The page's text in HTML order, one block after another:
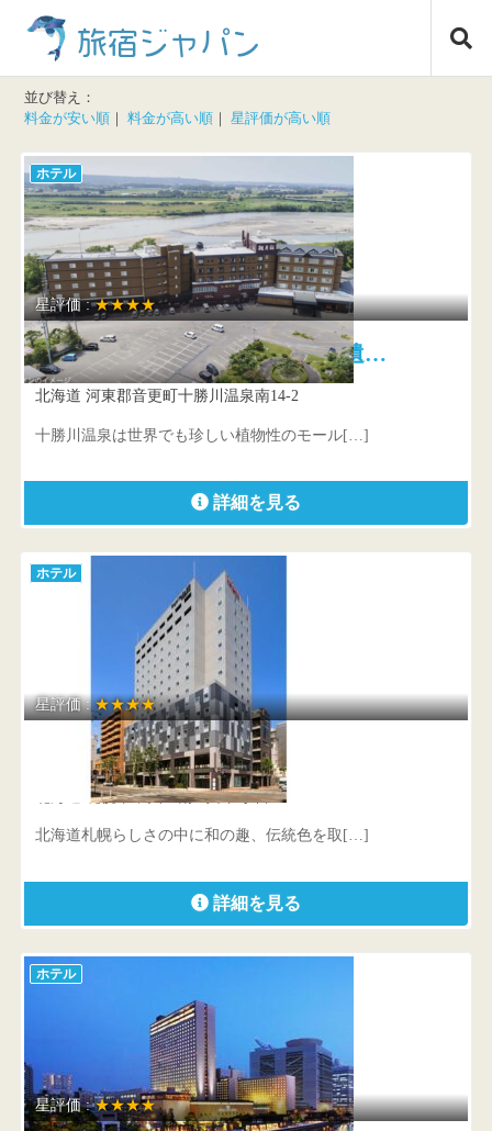
旅宿ジャパン
並び替え：
料金が安い順
｜料金が高い順 ｜星評価が高い順
ホテル
星評価 :★★★★
観月苑 平成16年に北海道遺…
北海道 河東郡音更町十勝川温泉南14-2
十勝川温泉は世界でも珍しい植物性のモール[…]
詳細を見る
ホテル
星評価 :★★★★
ラ・ジェント・ステイ札幌大通
北海道 札幌市中央区南2条西5丁目26-5
北海道札幌らしさの中に和の趣、伝統色を取[…]
詳細を見る
ホテル
星評価 :★★★★